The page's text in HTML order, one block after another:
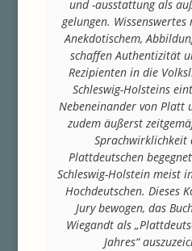
und -ausstattung als
gelungen.
Anekdotischem,
schaffen Authentizität
Rezipienten in die
Schleswig-Holsteins
Nebeneinander von Platt
zudem äußerst
Sprachwirklichkeit
Plattdeutschen
Schleswig-Holstein meist
Hochdeutschen. Dieses
Jury bewogen, das
Wiegandt als
Jahres“